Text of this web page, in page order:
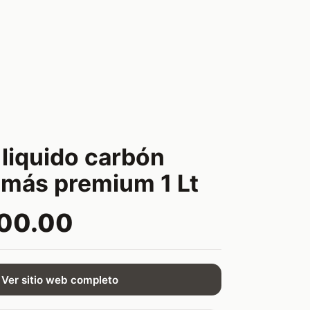
carbón
premium 1 Lt
Ver sitio web completo